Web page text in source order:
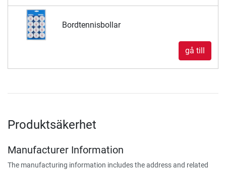
Bordtennisbollar
gå till
Produktsäkerhet
Manufacturer Information
The manufacturing information includes the address and related